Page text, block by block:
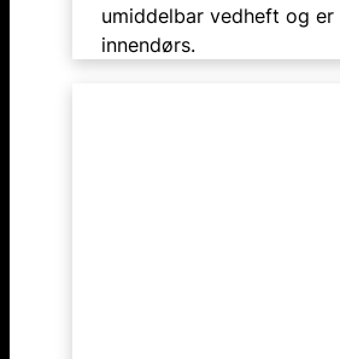
umiddelbar vedheft og
innendørs.